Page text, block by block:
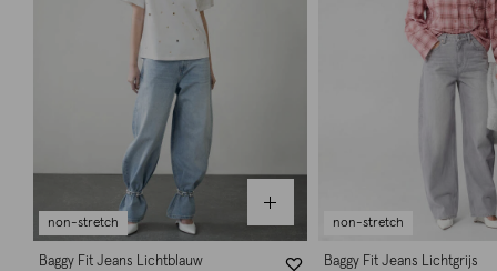
non-stretch
Baggy Fit Jeans Lichtblauw
non-stretch
Baggy Fit Jeans Lichtgrijs